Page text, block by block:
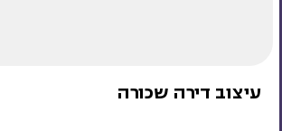
עיצוב דירה שכורה